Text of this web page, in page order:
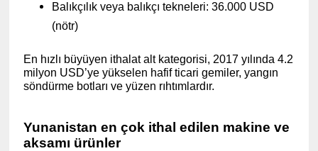
Balıkçılık veya balıkçı tekneleri: 36.000 USD
(nötr)
En hızlı büyüyen ithalat alt kategorisi, 2017 yılında 4.2
milyon USD’ye yükselen hafif ticari gemiler, yangın
söndürme botları ve yüzen rıhtımlardır.
Yunanistan en çok ithal edilen makine ve
aksamı ürünler